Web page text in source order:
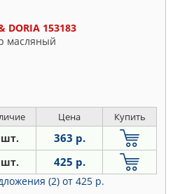
DORIA 153183
масляный
Цена Купить
363 р.
шт. 425 р.
(2) от 425 р.